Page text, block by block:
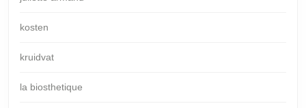
kosten
kruidvat
la biosthetique